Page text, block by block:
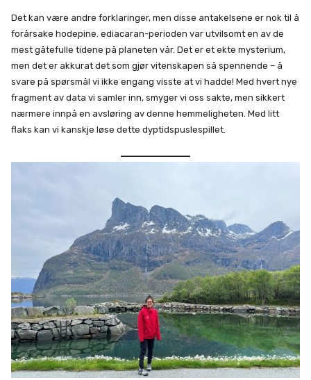
Det kan være andre forklaringer, men disse antakelsene er nok til å
forårsake hodepine. ediacaran-perioden var utvilsomt en av de
mest gåtefulle tidene på planeten vår. Det er et ekte mysterium,
men det er akkurat det som gjør vitenskapen så spennende – å
svare på spørsmål vi ikke engang visste at vi hadde! Med hvert nye
fragment av data vi samler inn, smyger vi oss sakte, men sikkert
nærmere innpå en avsløring av denne hemmeligheten. Med litt
flaks kan vi kanskje løse dette dyptidspuslespillet.